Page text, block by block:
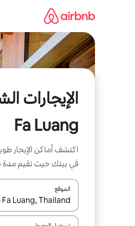
Fa Luang
اكتشف أماكن الإيجار
في بيتك حيث تقيم مدة
الموقع
عند توفر النتائج،